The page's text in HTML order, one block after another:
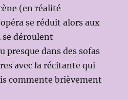
(en réalité
se réduit alors aux
déroulent
presque dans des sofas
avec la récitante qui
commente brièvement